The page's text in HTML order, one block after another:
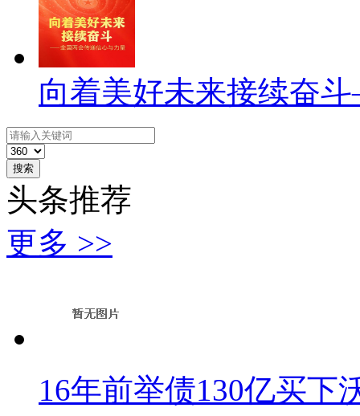
向着美好未来接续奋
搜索
头条推荐
更多 >>
16年前举债130亿买下